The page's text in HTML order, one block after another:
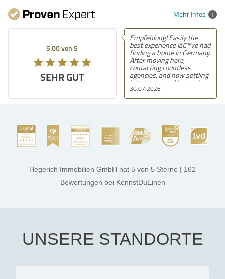
Mehr Infos
5.00 von 5
SEHR GUT
30.07.2026
Empfehlung! Easily the
best experience Iâ€™ve had
finding a home in Germany.
After moving here,
contacting countless
agencies, and now settling
into our second house, I
know firsthand how
challenging and
overwhelming the German
stands out far above the
rest. They made the entire
process smooth,
thanks, and a huge part of
the credit goes to Amelie
Jamrowâ€”she was
exceptionally professional,
Hegerich Immobilien to
anyone looking for a home.
Hegerich Immobilien GmbH hat 5 von 5 Sterne | 162
Bewertungen bei KennstDuEinen
UNSERE STANDORTE